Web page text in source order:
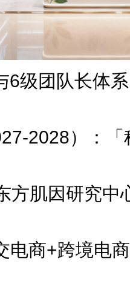
6级团队长体
2028）：「
方肌因研究中
电商+跨境电